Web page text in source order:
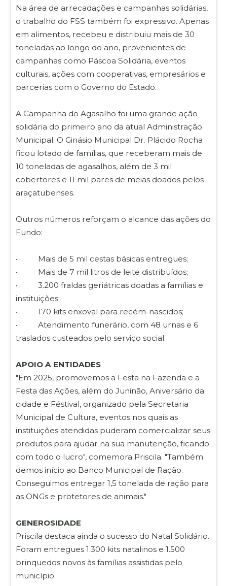
Na área de arrecadações e campanhas solidárias,
o trabalho do FSS também foi expressivo. Apenas
em alimentos, recebeu e distribuiu mais de 30
toneladas ao longo do ano, provenientes de
campanhas como Páscoa Solidária, eventos
culturais, ações com cooperativas, empresários e
parcerias com o Governo do Estado.
A Campanha do Agasalho foi uma grande ação
solidária do primeiro ano da atual Administração
Municipal. O Ginásio Municipal Dr. Plácido Rocha
ficou lotado de famílias, que receberam mais de
10 toneladas de agasalhos, além de 3 mil
cobertores e 11 mil pares de meias doados pelos
araçatubenses.
Outros números reforçam o alcance das ações do
Fundo:
• Mais de 5 mil cestas básicas entregues;
• Mais de 7 mil litros de leite distribuídos;
• 3.200 fraldas geriátricas doadas a famílias e
instituições;
• 170 kits enxoval para recém-nascidos;
• Atendimento funerário, com 48 urnas e 6
traslados custeados pelo serviço social.
APOIO A ENTIDADES
"Em 2025, promovemos a Festa na Fazenda e a
Festa das Ações, além do Juninão, Aniversário da
cidade e Féstival, organizado pela Secretaria
Municipal de Cultura, eventos nos quais as
instituições atendidas puderam comercializar seus
produtos para ajudar na sua manutenção, ficando
com todo o lucro", comemora Priscila. "Também
demos início ao Banco Municipal de Ração.
Conseguimos entregar 1,5 tonelada de ração para
as ONGs e protetores de animais."
GENEROSIDADE
Priscila destaca ainda o sucesso do Natal Solidário.
Foram entregues 1.300 kits natalinos e 1.500
brinquedos novos às famílias assistidas pelo
município.